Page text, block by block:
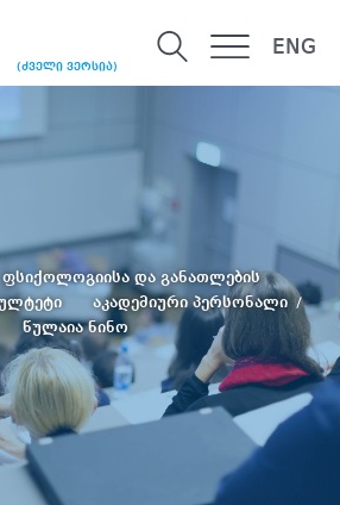
(ძველი ვერსია)
ENG
ფსიქოლოგიისა და განათლების
აკადემიური პერსონალი
წულაია ნინო